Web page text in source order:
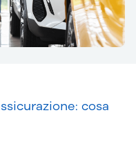
cosa